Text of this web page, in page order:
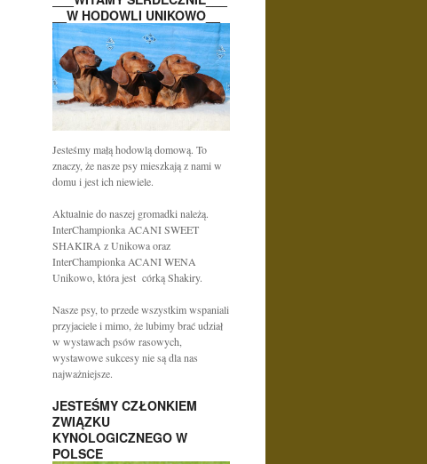
__W HODOWLI UNIKOWO__
Jesteśmy małą hodowlą domową. To
znaczy, że nasze psy mieszkają z nami w
domu i jest ich niewiele.
Aktualnie do naszej gromadki należą.
InterChampionka ACANI SWEET
SHAKIRA z Unikowa oraz
InterChampionka ACANI WENA
Unikowo, która jest córką Shakiry.
Nasze psy, to przede wszystkim wspaniali
przyjaciele i mimo, że lubimy brać udział
w wystawach psów rasowych,
wystawowe sukcesy nie są dla nas
najważniejsze.
JESTEŚMY CZŁONKIEM
ZWIĄZKU
KYNOLOGICZNEGO W
POLSCE